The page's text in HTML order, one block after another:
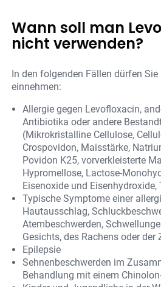
Wann soll man
nicht verwenden?
In den folgenden Fällen dürfen
einnehmen:
Allergie gegen Levofloxacin,
Antibiotika oder andere
(Mikrokristalline Cellulose,
Crospovidon, Maisstärke,
Povidon K25, vorverkleisterte
Hypromellose, Lactose-
Eisenoxide und
Typische Symptome einer
Hautausschlag,
Atembeschwerden,
Gesichts, des Rachens oder der
Epilepsie
Sehnenbeschwerden im
Behandlung mit einem